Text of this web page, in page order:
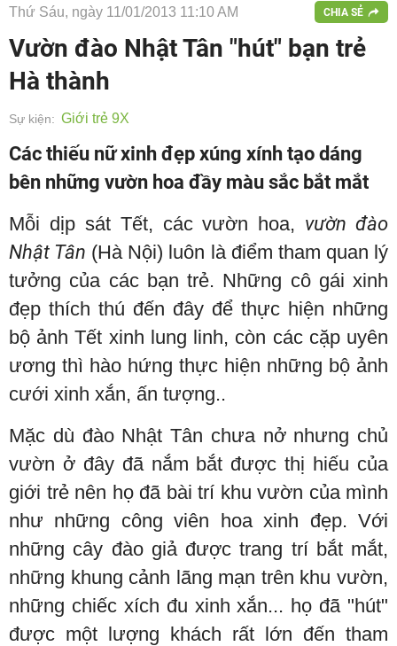
Thứ Sáu, ngày 11/01/2013 11:10 AM CHIA SẺ
Vườn đào Nhật Tân "hút" bạn trẻ
Hà thành
Sự kiện: Giới trẻ 9X
Các thiếu nữ xinh đẹp xúng xính tạo dáng
bên những vườn hoa đầy màu sắc bắt mắt
Mỗi dịp sát Tết, các vườn hoa, vườn đào
Nhật Tân (Hà Nội) luôn là điểm tham quan lý
tưởng của các bạn trẻ. Những cô gái xinh
đẹp thích thú đến đây để thực hiện những
bộ ảnh Tết xinh lung linh, còn các cặp uyên
ương thì hào hứng thực hiện những bộ ảnh
cưới xinh xắn, ấn tượng..
Mặc dù đào Nhật Tân chưa nở nhưng chủ
vườn ở đây đã nắm bắt được thị hiếu của
giới trẻ nên họ đã bài trí khu vườn của mình
như những công viên hoa xinh đẹp. Với
những cây đào giả được trang trí bắt mắt,
những khung cảnh lãng mạn trên khu vườn,
những chiếc xích đu xinh xắn... họ đã "hút"
được một lượng khách rất lớn đến tham